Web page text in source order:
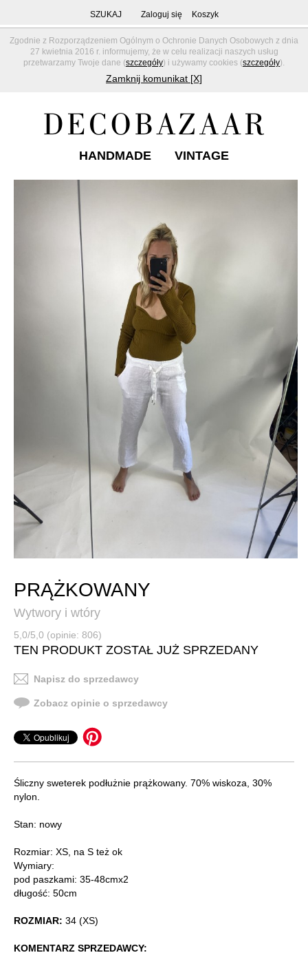
Zgodnie z Rozporządzeniem Ogólnym o Ochronie Danych Osobowych z dnia
27 kwietnia 2016 r. informujemy, że w celu realizacji naszych usług
przetwarzamy Twoje dane (szczegóły) i używamy cookies (szczegóły).
Zamknij komunikat [X]
SZUKAJ Zaloguj się Koszyk
HANDMADE VINTAGE
PRĄŻKOWANY
Wytwory i wtóry
5,0/5,0 (opinie: 806)
TEN PRODUKT ZOSTAŁ JUŻ SPRZEDANY
Napisz do sprzedawcy
Zobacz opinie o sprzedawcy
Śliczny sweterek podłużnie prążkowany. 70% wiskoza, 30%
nylon.
Stan: nowy
Rozmiar: XS, na S też ok
Wymiary:
pod paszkami: 35-48cmx2
długość: 50cm
ROZMIAR: 34 (XS)
KOMENTARZ SPRZEDAWCY: